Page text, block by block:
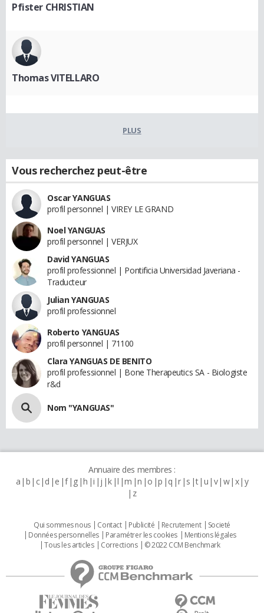
Pfister CHRISTIAN
Thomas VITELLARO
PLUS
Vous recherchez peut-être
Oscar YANGUAS
profil personnel | VIREY LE GRAND
Noel YANGUAS
profil personnel | VERJUX
David YANGUAS
profil professionnel | Pontificia Universidad Javeriana -
Traducteur
Julian YANGUAS
profil professionnel
Roberto YANGUAS
profil personnel | 71100
Clara YANGUAS DE BENITO
profil professionnel | Bone Therapeutics SA - Biologiste
r&d
Nom "YANGUAS"
Annuaire des membres :
a b c d e f g h i j k l m n o p q r s t u v w x y
z
Qui sommes nous Contact Publicité Recrutement
Societé
Données personnelles
Paramétrer les cookies
Mentions légales
Tous les articles
Corrections © 2022 CCM Benchmark